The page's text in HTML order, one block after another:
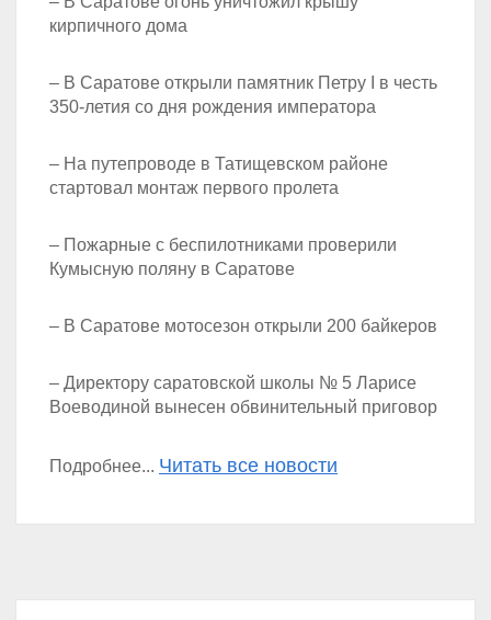
кирпичного дома
– В Саратове открыли памятник Петру I в честь
350-летия со дня рождения императора
– На путепроводе в Татищевском районе
стартовал монтаж первого пролета
– Пожарные с беспилотниками проверили
Кумысную поляну в Саратове
– В Саратове мотосезон открыли 200 байкеров
– Директору саратовской школы № 5 Ларисе
Воеводиной вынесен обвинительный приговор
Подробнее... Читать все новости